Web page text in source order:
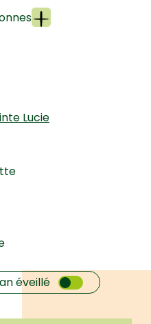
Lucie
éveillé